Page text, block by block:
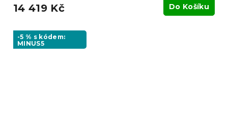
14 419 Kč Do Košíku
-5 % s kódem:
MINUS5